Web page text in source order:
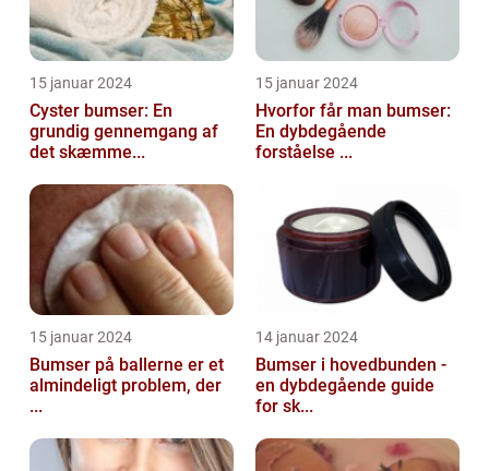
15 januar 2024
Cyster bumser: En
grundig gennemgang af
det skæmme...
15 januar 2024
Hvorfor får man bumser:
En dybdegående
forståelse ...
15 januar 2024
Bumser på ballerne er et
almindeligt problem, der
...
14 januar 2024
Bumser i hovedbunden -
en dybdegående guide
for sk...